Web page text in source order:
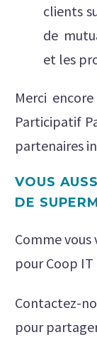
clients
de
et les
Merci
Participatif
partenaires
VOUS
DE
Comme vous
pour Coop IT
Contactez-
pour